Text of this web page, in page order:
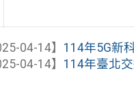
04-14】 114年5G新
04-14】 114年臺北